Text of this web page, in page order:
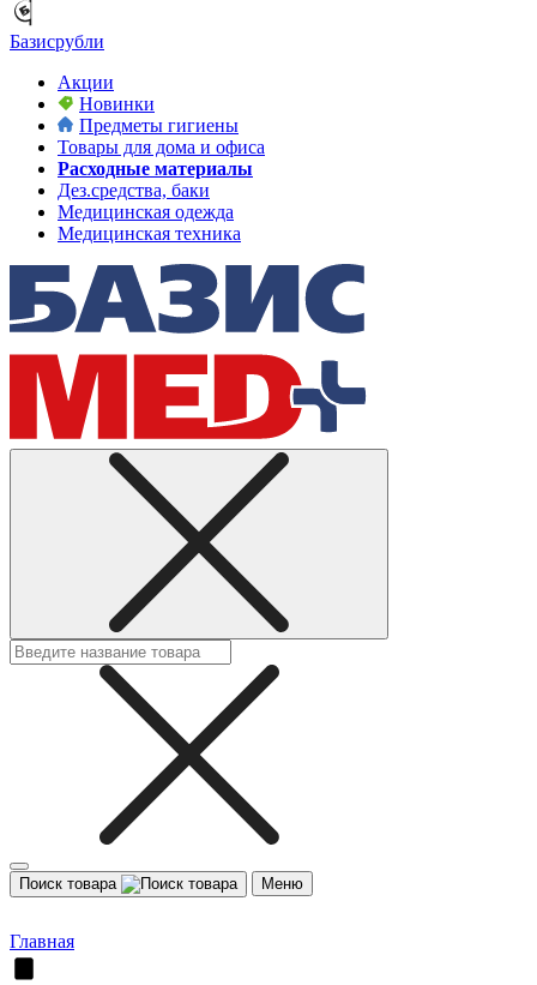
Базисрубли
Акции
Новинки
Предметы гигиены
Товары для дома и офиса
Расходные материалы
Дез.средства, баки
Медицинская одежда
Медицинская техника
Поиск товара Меню
Главная